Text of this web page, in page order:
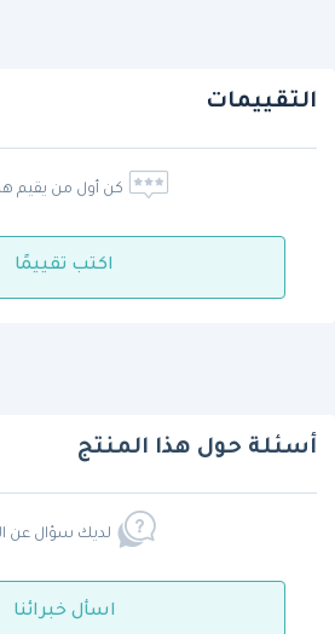
التقييمات
كن أول من يقيم
اكتب تقييمًا
أسئلة حول هذا المنتج
لديك سؤال عن
اسأل خبرائنا